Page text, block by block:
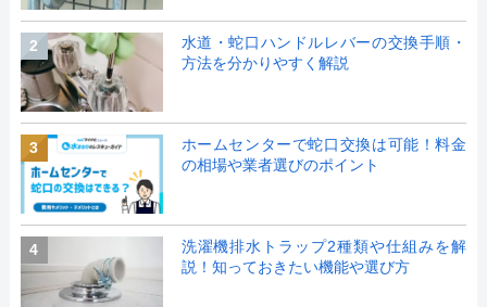
2
水道・蛇口ハンドルレバーの交換手順・
方法を分かりやすく解説
3
ホームセンターで蛇口交換は可能！料金
の相場や業者選びのポイント
4
洗濯機排水トラップ2種類や仕組みを解
説！知っておきたい機能や選び方